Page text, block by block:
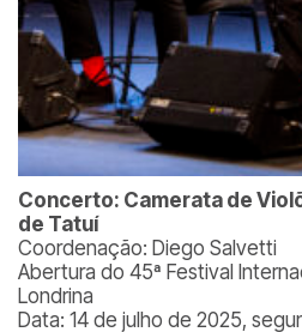
Concerto: Camerata de
de Tatuí
Coordenação: Diego Salvetti
Abertura do 45ª Festival
Londrina
Data: 14 de julho de 2025,